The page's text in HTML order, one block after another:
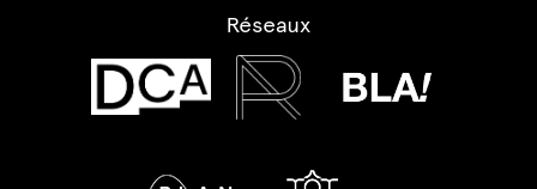
Réseaux